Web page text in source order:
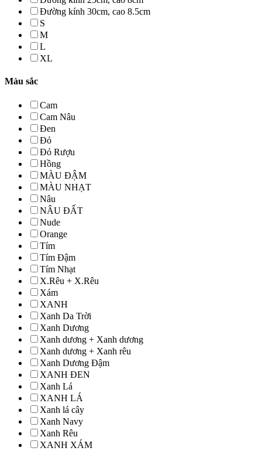
Đường kính 30cm, cao 8.5cm
S
M
L
XL
Màu sắc
Cam
Cam Nâu
Đen
Đỏ
Đỏ Rượu
Hồng
MÀU ĐẬM
MÀU NHẠT
Nâu
NÂU ĐẤT
Nude
Orange
Tím
Tím Đậm
Tím Nhạt
X.Rêu + X.Rêu
Xám
XANH
Xanh Da Trời
Xanh Dương
Xanh dương + Xanh dương
Xanh dương + Xanh rêu
Xanh Dương Đậm
XANH ĐEN
Xanh Lá
XANH LÁ
Xanh lá cây
Xanh Navy
Xanh Rêu
XANH XÁM